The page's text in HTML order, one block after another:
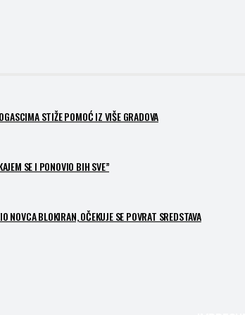
STIŽE POMOĆ IZ VIŠE GRADOVA
SE I PONOVIO BIH SVE”
BLOKIRAN, OČEKUJE SE POVRAT SREDSTAVA